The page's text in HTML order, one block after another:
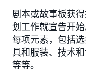
剧本或故事板获
划工作就宣告开
每项元素，包括
具和服装、技术
等等。